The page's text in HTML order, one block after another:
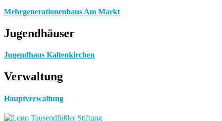
Mehrgenerationenhaus Am Markt
Jugendhäuser
Jugendhaus Kaltenkirchen
Verwaltung
Hauptverwaltung